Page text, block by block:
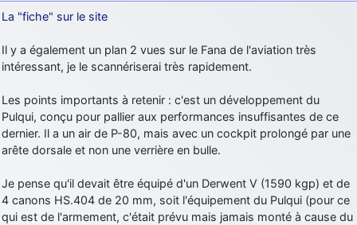
La "fiche" sur le site
Il y a également un plan 2 vues sur le Fana de l'aviation très
intéressant, je le scannériserai très rapidement.
Les points importants à retenir : c'est un développement du
Pulqui, conçu pour pallier aux performances insuffisantes de ce
dernier. Il a un air de P-80, mais avec un cockpit prolongé par une
arête dorsale et non une verrière en bulle.
Je pense qu'il devait être équipé d'un Derwent V (1590 kgp) et de
4 canons HS.404 de 20 mm, soit l'équipement du Pulqui (pour ce
qui est de l'armement, c'était prévu mais jamais monté à cause du